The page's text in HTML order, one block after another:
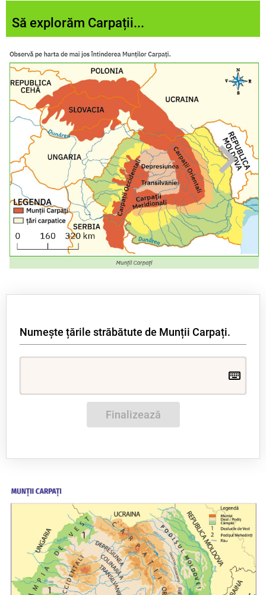
Să explorăm Carpații...
Numește țările străbătute de Munții Carpați.
Finalizează